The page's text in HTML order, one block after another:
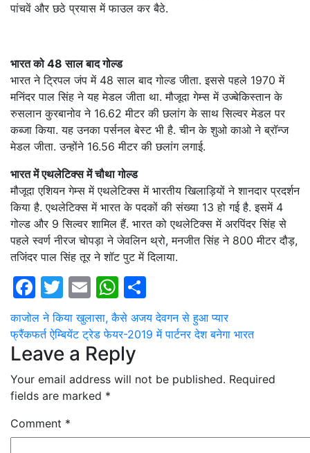
पांचवें और छठे प्रयास में फाउल कर बैठे.
भारत को 48 साल बाद गोल्ड
भारत ने ट्रिपल जंप में 48 साल बाद गोल्ड जीता. इससे पहले 1970 में
मनिंदर पाल सिंह ने यह मेडल जीता था. मौजूदा गेम्स में उज्बेकिस्तान के
रुसलान कुरबानोव ने 16.62 मीटर की छलांग के साथ सिल्वर मेडल पर
कब्जा किया. यह उनका पर्सनल बेस्ट भी है. चीन के शुओ काओ ने ब्रॉन्ज
मेडल जीता. उन्होंने 16.56 मीटर की छलांग लगाई.
भारत में एथलेटिक्स में चौथा गोल्ड
मौजूदा एशियन गेम्स में एथलेटिक्स में भारतीय खिलाड़ियों ने शानदार प्रदर्शन
किया है. एथलेटिक्स में भारत के पदकों की संख्या 13 हो गई है. इसमें 4
गोल्ड और 9 सिल्वर शामिल हैं. भारत को एथलेटिक्स में अरपिंदर सिंह से
पहले स्वर्ण नीरज चोपड़ा ने जेवलिन थ्रो, मनजीत सिंह ने 800 मीटर दौड़,
तजिंदर पाल सिंह तूर ने शॉट पुट में दिलाया.
Facebook
Twitter
EmailWhatsApp
Post
navigation
काजोल ने किया खुलासा, कैसे अजय देवगन से हुआ प्यार
फ्रैंकफर्त ऐम्बियेंट ट्रेड फेयर-2019 में पार्टनर देश बनेगा भारत
Leave a Reply
Your email address will not be published. Required
fields are marked *
Comment *